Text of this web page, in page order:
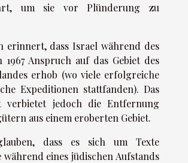
um sie vor Plünderung zu
erinnert, dass Israel während des
1967 Anspruch auf das Gebiet des
erhob (wo viele erfolgreiche
Expeditionen stattfanden). Das
verbietet jedoch die Entfernung
aus einem eroberten Gebiet.
dass es sich um Texte
eines jüdischen Aufstands